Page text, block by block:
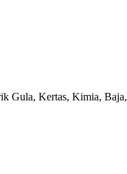
Gula, Kertas, Kimia, Baja,